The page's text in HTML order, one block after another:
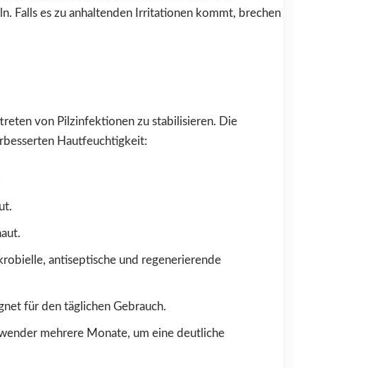
Falls es zu anhaltenden Irritationen kommt, brechen
von Pilzinfektionen zu stabilisieren. Die
Hautfeuchtigkeit:
antiseptische und regenerierende
für den täglichen Gebrauch.
mehrere Monate, um eine deutliche